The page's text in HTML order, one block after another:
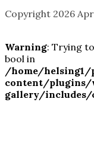
Copyright 2026
Warning: Trying
bool in
/home/
content/plugins/
gallery/includes/